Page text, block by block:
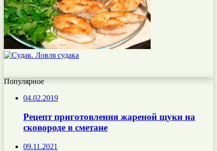
Популярное
04.02.2019
Рецепт приготовления жареной щуки на
сковороде в сметане
09.11.2021